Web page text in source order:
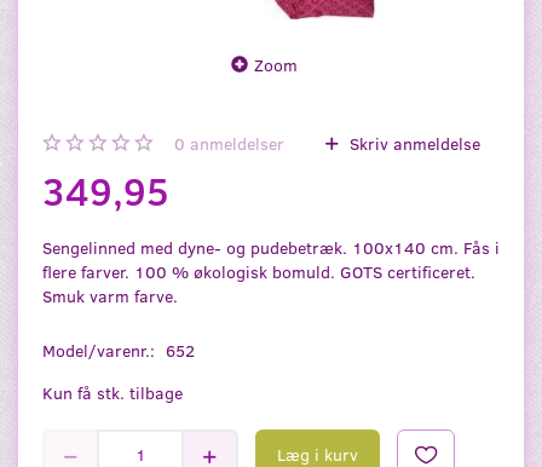
Zoom
0 anmeldelser Skriv anmeldelse
349,95
Sengelinned med dyne- og pudebetræk. 100x140 cm. Fås i
flere farver. 100 % økologisk bomuld. GOTS certificeret.
Smuk varm farve.
Model/varenr.: 652
Kun få stk. tilbage
Læg i kurv